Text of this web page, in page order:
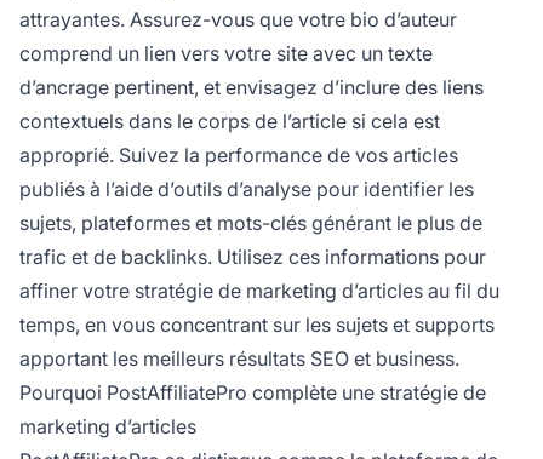
attrayantes. Assurez-vous que votre bio d’auteur
comprend un lien vers votre site avec un texte
d’ancrage pertinent, et envisagez d’inclure des liens
contextuels dans le corps de l’article si cela est
approprié. Suivez la performance de vos articles
publiés à l’aide d’outils d’analyse pour identifier les
sujets, plateformes et mots-clés générant le plus de
trafic et de backlinks. Utilisez ces informations pour
affiner votre stratégie de marketing d’articles au fil du
temps, en vous concentrant sur les sujets et supports
apportant les meilleurs résultats SEO et business.
Pourquoi PostAffiliatePro complète une stratégie de
marketing d’articles